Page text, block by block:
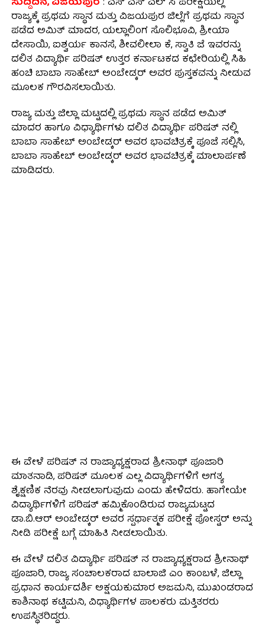
ರಾಜ್ಯಕ್ಕೆ ಪ್ರಥಮ ಸ್ಥಾನ ಮತ್ತು ವಿಜಯಪುರ ಜಿಲ್ಲೆಗೆ ಪ್ರಥಮ ಸ್ಥಾನ
ಪಡೆದ ಅಮಿತ್ ಮಾದರ, ಯಲ್ಲಾಲಿಂಗ ಸೊಲಿಭೂವಿ, ಶ್ರೀಯಾ
ದೇಸಾಯಿ, ಐಶ್ವರ್ಯ ಕಾನಸೆ, ಶೀವಲೀಲಾ ಕೆ, ಸ್ವಾತಿ ಜೆ ಇವರನ್ನು
ದಲಿತ ವಿದ್ಯಾರ್ಥಿ ಪರಿಷತ್ ಉತ್ತರ ಕರ್ನಾಟಕದ ಕಛೇರಿಯಲ್ಲಿ ಸಿಹಿ
ಹಂಚಿ ಬಾಬಾ ಸಾಹೇಬ್ ಅಂಬೇಡ್ಕರ್ ಅವರ ಪುಸ್ತಕವನ್ನು ನೀಡುವ
ಮೂಲಕ ಗೌರವಿಸಲಾಯಿತು.
ರಾಜ್ಯ ಮತ್ತು ಜಿಲ್ಲಾ ಮಟ್ಟದಲ್ಲಿ ಪ್ರಥಮ ಸ್ಥಾನ ಪಡೆದ ಅಮಿತ್
ಮಾದರ ಹಾಗೂ ವಿಧ್ಯಾರ್ಥಿಗಳು ದಲಿತ ವಿದ್ಯಾರ್ಥಿ ಪರಿಷತ್ ನಲ್ಲಿ
ಬಾಬಾ ಸಾಹೇಬ್ ಅಂಬೇಡ್ಕರ್ ಅವರ ಭಾವಚಿತ್ರಕ್ಕೆ ಪೂಜೆ ಸಲ್ಲಿಸಿ,
ಬಾಬಾ ಸಾಹೇಬ್ ಅಂಬೇಡ್ಕರ್ ಅವರ ಭಾವಚಿತ್ರಕ್ಕೆ ಮಾಲಾರ್ಪಣೆ
ಮಾಡಿದರು.
ಈ ವೇಳೆ ಪರಿಷತ್ ನ ರಾಜ್ಯಾಧ್ಯಕ್ಷರಾದ ಶ್ರೀನಾಥ್ ಪೂಜಾರಿ
ಮಾತನಾಡಿ, ಪರಿಷತ್ ಮೂಲಕ ಎಲ್ಲ ವಿದ್ಯಾರ್ಥಿಗಳಿಗೆ ಅಗತ್ಯ
ಶೈಕ್ಷಣಿಕ ನೆರವು ನೀಡಲಾಗುವುದು ಎಂದು ಹೇಳಿದರು. ಹಾಗೇಯೇ
ವಿದ್ಯಾರ್ಥಿಗಳಿಗೆ ಪರಿಷತ್ ಹಮ್ಮಿಕೊಂಡಿರುವ ರಾಜ್ಯಮಟ್ಟದ
ಡಾ.ಬಿ.ಆರ್ ಅಂಬೇಡ್ಕರ್ ಅವರ ಸ್ಪರ್ಧಾತ್ಮಕ ಪರೀಕ್ಷೆ ಪೋಸ್ಟರ್ ಅನ್ನು
ನೀಡಿ ಪರೀಕ್ಷೆ ಬಗ್ಗೆ ಮಾಹಿತಿ ನೀಡಲಾಯಿತು.
ಈ ವೇಳೆ ದಲಿತ ವಿದ್ಯಾರ್ಥಿ ಪರಿಷತ್ ನ ರಾಜ್ಯಾಧ್ಯಕ್ಷರಾದ ಶ್ರೀನಾಥ್
ಪೂಜಾರಿ, ರಾಜ್ಯ ಸಂಚಾಲಕರಾದ ಬಾಲಾಜಿ ಎಂ ಕಾಂಬಳೆ, ಜಿಲ್ಲಾ
ಪ್ರಧಾನ ಕಾರ್ಯದರ್ಶಿ ಅಕ್ಷಯಕುಮಾರ ಅಜಮನಿ, ಮುಖಂಡರಾದ
ಕಾಶಿನಾಥ ಕಟ್ಟಿಮನಿ, ವಿಧ್ಯಾರ್ಥಿಗಳ ಪಾಲಕರು ಮತ್ತಿತರರು
ಉಪಸ್ಥಿತರಿದ್ದರು.